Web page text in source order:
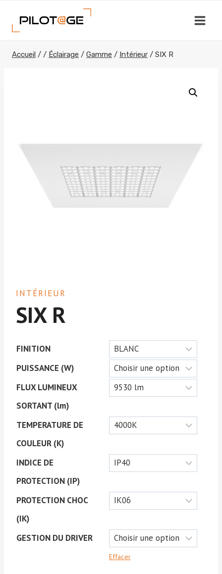
contenu
Accueil / / Éclairage / Gamme / Intérieur / SIX R
INTÉRIEUR
SIX R
FINITION
PUISSANCE (W)
FLUX LUMINEUX
SORTANT (lm)
TEMPERATURE DE
COULEUR (K)
INDICE DE
PROTECTION (IP)
PROTECTION CHOC
(IK)
GESTION DU DRIVER
Effacer